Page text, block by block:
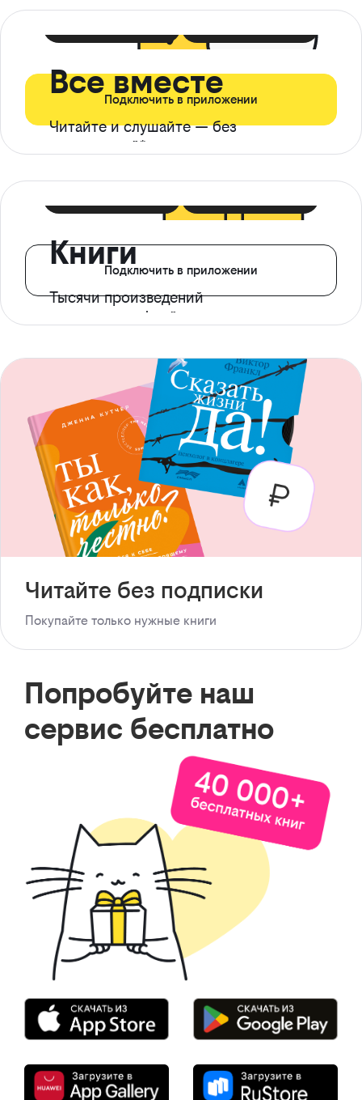
Все вместе
Читайте и слушайте — без
ограничений*
Подключить в приложении
Книги
Тысячи произведений
с доступом офлайн
Подключить в приложении
Читайте без подписки
Покупайте только нужные книги
Попробуйте наш
сервис бесплатно